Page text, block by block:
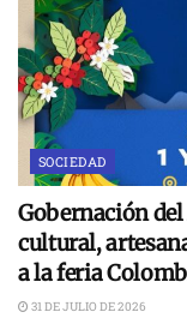
SOCIEDAD
Gobernación
cultural,
a la feria
31 DE JULIO DE 2026